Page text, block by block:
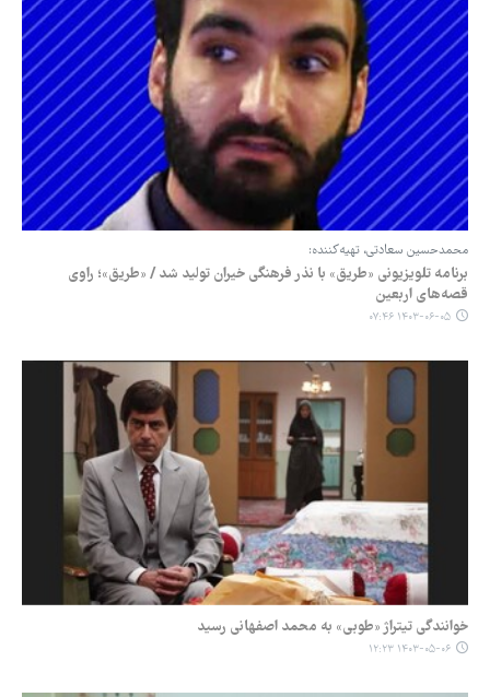
محمدحسین سعادتی، تهیه‌کننده:
برنامه تلویزیونی «طریق» با نذر فرهنگی خیران تولید شد / «طریق»؛ راوی
قصه‌های اربعین
۱۴۰۳-۰۶-۰۵ ۰۷:۴۶
خوانندگی تیتراژ «طوبی» به محمد اصفهانی رسید
۱۴۰۳-۰۵-۰۶ ۱۲:۲۳